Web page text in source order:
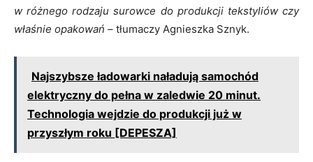
w różnego rodzaju surowce do produkcji tekstyliów czy
właśnie opakowań – tłumaczy Agnieszka Sznyk.
Najszybsze ładowarki naładują samochód
elektryczny do pełna w zaledwie 20 minut.
Technologia wejdzie do produkcji już w
przyszłym roku [DEPESZA]